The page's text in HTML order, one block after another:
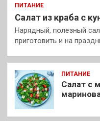
ПИТАНИЕ
Салат из краба с
Нарядный, полезный
приготовить и на
ПИТАНИЕ
Салат с